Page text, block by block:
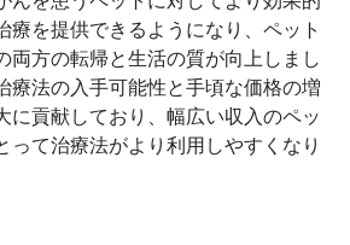
療を提供できるようになり、ペット
両方の転帰と生活の質が向上しまし
療法の入手可能性と手頃な価格の増
に貢献しており、幅広い収入のペッ
って治療法がより利用しやすくなり